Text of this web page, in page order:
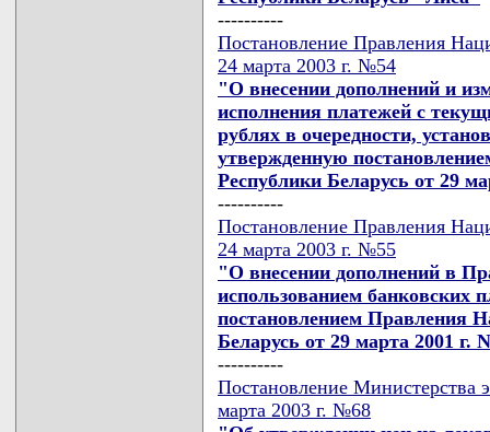
----------
Постановление Правления
24 марта 2003 г. №54
"О внесении дополнений и
исполнения платежей с
рублях в очередности,
утвержденную
Республики Беларусь от 29
----------
Постановление Правления
24 марта 2003 г. №55
"О внесении дополнений в
использованием банковских
постановлением Правления
Беларусь от 29 марта 2001 г.
----------
Постановление Министерства
марта 2003 г. №68